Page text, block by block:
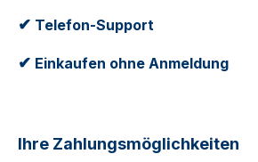
✔ Telefon-Support
✔ Einkaufen ohne Anmeldung
Ihre Zahlungsmöglichkeiten